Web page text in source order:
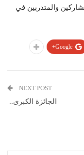
والمتدربين في
Google+
NEXT POST
الجائزة الكبرى..